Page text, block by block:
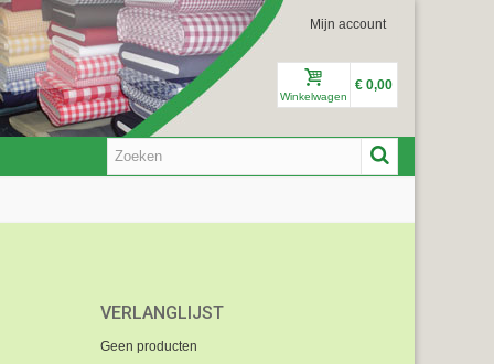
Mijn account
Winkelwagen
€ 0,00
VERLANGLIJST
Geen producten